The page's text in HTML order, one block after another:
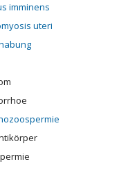
imminens
uteri